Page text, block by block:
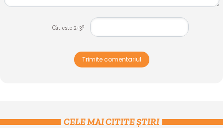
Cât este 2+3?
Trimite comentariul
CELE MAI CITITE ȘTIRI